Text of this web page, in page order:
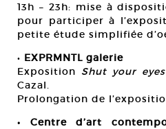
13h – 23h: mise à
pour participer à
petite étude simplifiée
• EXPRMNTL galerie
Exposition Shut your
Cazal.
Prolongation de
• Centre d’art